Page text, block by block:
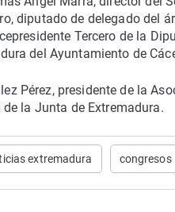
diputado de delegado del
Tercero de la
del Ayuntamiento de
Pérez, presidente de la
la Junta de Extremadura.
extremadura congresos